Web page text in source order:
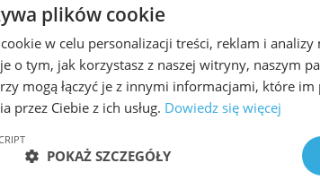
znakiem podróży zawodowych. Po wykładzie w
udałem się do Amsterdamu na zaproszenie
Surgery. Spotkanie to zaprojektowane jako
i głównego eksperta ESG — dr Manuela Galvao
który wykonał ponad 2000 zabiegów ESG,
plików cookie
w celu personalizacji treści, reklam i
o tym, jak korzystasz z naszej witryny, naszym
mogą łączyć je z innymi informacjami, które im
przez Ciebie z ich usług. Dowiedz się więcej
POKAŻ SZCZEGÓŁY